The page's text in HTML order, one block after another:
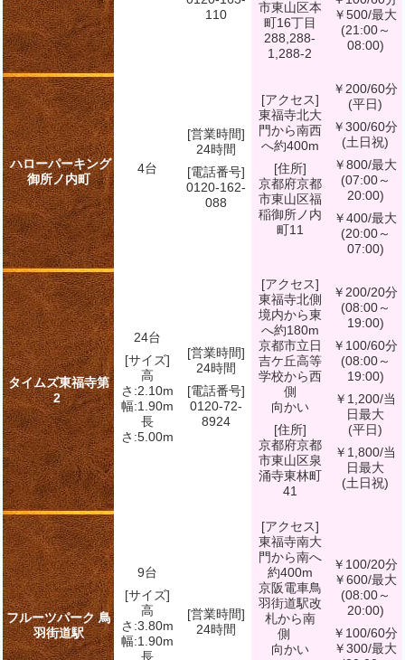
110
市東山区本
町16丁目
288,288-
1,288-2
￥500/最大
(21:00～
08:00)
ハローパーキング
御所ノ内町
4台
[営業時間]
24時間
[電話番号]
0120-162-
088
[アクセス]
東福寺北大
門から南西
へ約400m
[住所]
京都府京都
市東山区福
稲御所ノ内
町11
￥200/60分
(平日)
￥300/60分
(土日祝)
￥800/最大
(07:00～
20:00)
￥400/最大
(20:00～
07:00)
タイムズ東福寺第
2
24台
[サイズ]
高
さ:2.10m
幅:1.90m
長
さ:5.00m
[営業時間]
24時間
[電話番号]
0120-72-
8924
[アクセス]
東福寺北側
境内から東
へ約180m
京都市立日
吉ケ丘高等
学校から西
側
向かい
[住所]
京都府京都
市東山区泉
涌寺東林町
41
￥200/20分
(08:00～
19:00)
￥100/60分
(08:00～
19:00)
￥1,200/当
日最大
(平日)
￥1,800/当
日最大
(土日祝)
フルーツパーク 鳥
羽街道駅
9台
[サイズ]
高
さ:3.80m
幅:1.90m
長
[営業時間]
24時間
[アクセス]
東福寺南大
門から南へ
約400m
京阪電車鳥
羽街道駅改
札から南
側
向かい
￥100/20分
￥600/最大
(08:00～
20:00)
￥100/60分
￥300/最大